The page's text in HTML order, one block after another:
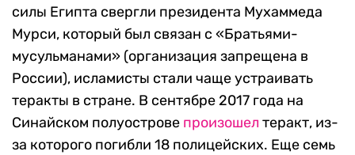
силы Египта свергли президента Мухаммеда
Мурси, который был связан с «Братьями-
мусульманами» (организация запрещена в
России), исламисты стали чаще устраивать
теракты в стране. В сентябре 2017 года на
Синайском полуострове произошел теракт, из-
за которого погибли 18 полицейских. Еще семь